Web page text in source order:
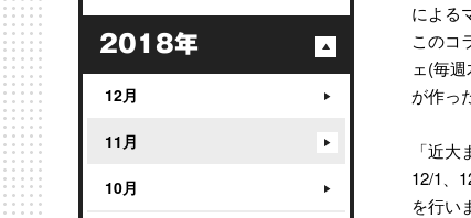
による
このコ
ェ(毎
が作っ
「近
12/1、
を行い
2018年
12月
11月
10月